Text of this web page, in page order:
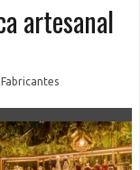
artesanal
Fabricantes